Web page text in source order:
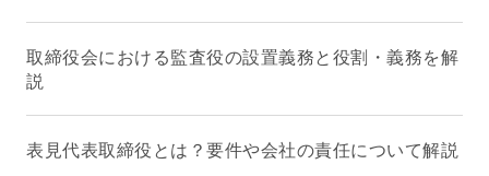
取締役会における監査役の設置義務と役割・義務を解
説
表見代表取締役とは？要件や会社の責任について解説